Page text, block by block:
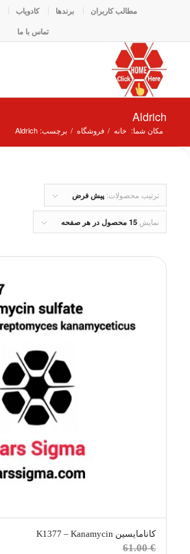
مطالب کاربران برندها کادو‌یاب
تماس با ما
Aldrich
مکان شما: خانه / فروشگاه / برچسب: Aldrich
ترتیب محصولات: پیش فرض
نمایش 15 محصول در هر صفحه
کانامایسین K1377 – Kanamycin
61.00€
قیمت